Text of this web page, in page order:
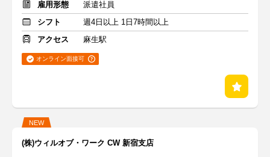
雇用形態
派遣社員
シフト
週4日以上 1日7時間以上
アクセス
麻生駅
オンライン面接可
NEW
(株)ウィルオブ・ワーク CW 新宿支店